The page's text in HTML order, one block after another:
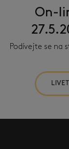
On-
Podívejte se na